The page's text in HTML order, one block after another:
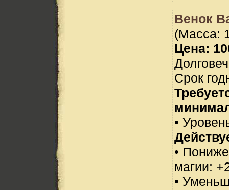
Венок
(Масса:
Цена:
Срок
•
•
магии:
•